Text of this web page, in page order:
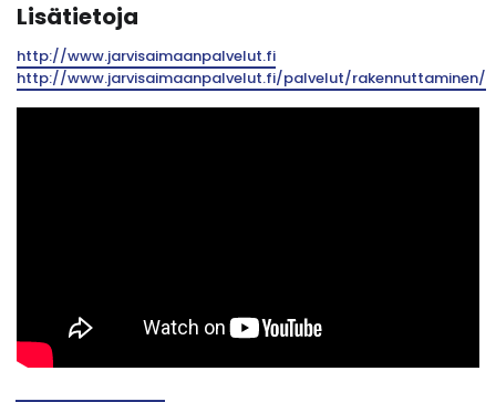
Lisätietoja
http://www.jarvisaimaanpalvelut.fi
http://www.jarvisaimaanpalvelut.fi/palvelut/rakennuttaminen/